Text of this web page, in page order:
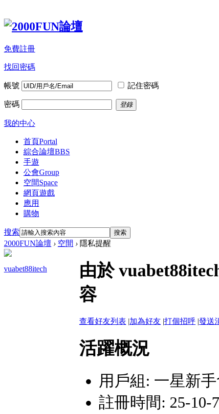
免費註冊
找回密碼
帳號 記住密碼
密碼 登錄
我的中心
首頁Portal
綜合論壇BBS
手遊
公會Group
空間Space
網頁遊戲
應用
購物
搜索 搜索
2000FUN論壇 › 空間 › 隱私提醒
vuabet88itech
由於
容
查看好友列表 |加為好友 |打個招呼 |發送
活躍概況
用戶組: 一星新
註冊時間: 25-10-